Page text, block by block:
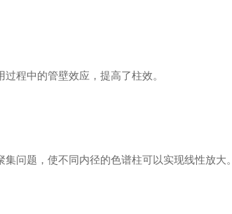
程中的管壁效应，提高了柱效。
问题，使不同内径的色谱柱可以实现线性放大。